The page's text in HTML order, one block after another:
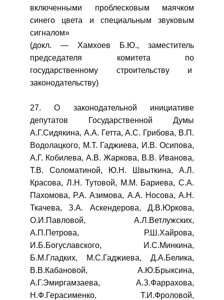
включенными проблесковым маячком
синего цвета и специальным звуковым
сигналом»
(докл. — Хамхоев Б.Ю., заместитель
председателя комитета по
государственному строительству и
законодательству)
27. О законодательной инициативе
депутатов Государственной Думы
А.Г.Сидякина, А.А. Гетта, А.С. Грибова, В.П.
Водолацкого, М.Т. Гаджиева, И.В. Осипова,
А.Г. Кобилева, А.В. Жаркова, В.В. Иванова,
Т.В. Соломатиной, Ю.Н. Швыткина, А.Л.
Красова, Л.Н. Тутовой, М.М. Бариева, С.А.
Пахомова, Р.А. Азимова, А.А. Носова, А.Н.
Ткачева, З.А. Аскендерова, Д.В.Юркова,
О.И.Павловой, А.Л.Ветлужских,
А.П.Петрова, Р.Ш.Хайрова,
И.Б.Богуславского, И.С.Минкина,
Б.М.Гладких, М.С.Гаджиева, Д.А.Белика,
В.В.Кабановой, А.Ю.Брыксина,
А.Г.Эмиргамзаева, А.З.Фаррахова,
Н.Ф.Герасименко, Т.И.Фроловой,